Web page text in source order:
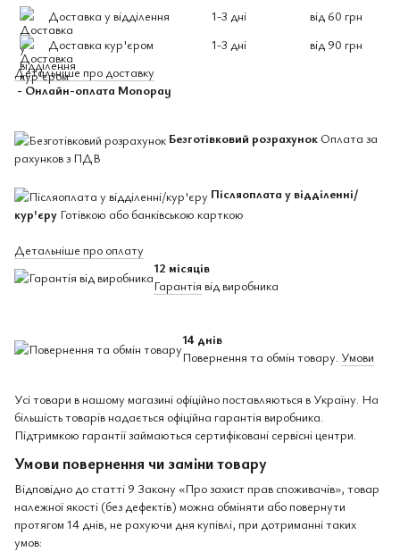
Доставка у відділення
1-3 дні
від 60 грн
Доставка кур'єром
1-3 дні
від 90 грн
Детальніше про доставку
- Онлайн-оплата Monopay
Безготівковий розрахунок Оплата за
рахунков з ПДВ
Післяоплата у відділенні/
кур'єру Готівкою або банківською карткою
Детальніше про оплату
12 місяців
Гарантія від виробника
14 днів
Повернення та обмін товару. Умови
Усі товари в нашому магазині офіційно поставляються в Україну. На
більшість товарів надається офіційна гарантія виробника.
Підтримкою гарантії займаються сертифіковані сервісні центри.
Умови повернення чи заміни товару
Відповідно до статті 9 Закону «Про захист прав споживачів», товар
належної якості (без дефектів) можна обміняти або повернути
протягом 14 днів, не рахуючи дня купівлі, при дотриманні таких
умов: